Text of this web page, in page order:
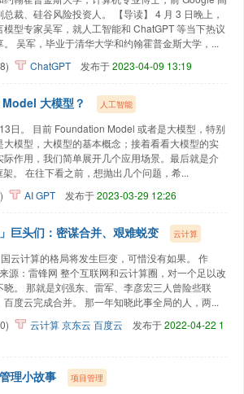
裁、硅谷风险投资人。 【导读】 4 月 3 日晚上，
型专家吴军，就人工智能和 ChatGPT 等当下热议
吴军，毕业于清华大学和约翰霍普金斯大学，...
ChatGPT 发布于2023-04-09 13:19
大模型？ 人工智能
日。 目前 Foundation Model 或者是大模型，特别
模型，大模型的基本概念；接着看看大模型的实
作用，我们简单展开几个应用场景。最后就是介
。 在往下看之前，想抛出几个问题，希...
AIGPT 发布于2023-03-29 12:26
巨头们：密谋合并、艰难蜕变 云计算
云计算的格局将发生巨变，可惜没有如果。 作
源：雷锋网 整个互联网和云计算圈，对一个足以改
。 那就是刘强东、雷军、李彦宏三人曾险些联
度云完成合并。 那一年知晓此事全局的人，两...
云计算京东云百度云 发布于2022-04-22 1
理小故事 项目管理